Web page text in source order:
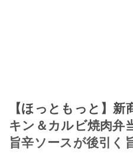
【ほっともっと】
キン＆カルビ焼肉弁
旨辛ソースが後引く